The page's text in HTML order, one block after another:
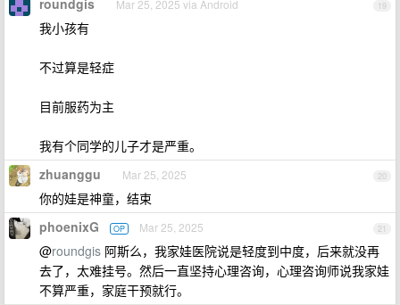
19
roundgis Mar 25, 2025 via Android
我小孩有
不过算是轻症
目前服药为主
我有个同学的儿子才是严重。
20
zhuanggu Mar 25, 2025
你的娃是神童，结束
21
phoenixG OP Mar 25, 2025
@roundgis 阿斯么，我家娃医院说是轻度到中度，后来就没再
去了，太难挂号。然后一直坚持心理咨询，心理咨询师说我家娃
不算严重，家庭干预就行。